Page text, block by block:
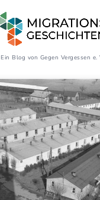
Ein Blog von Gegen Vergessen e.